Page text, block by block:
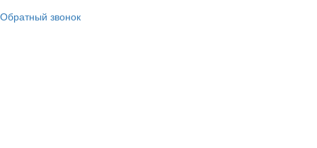
Обратный звонок